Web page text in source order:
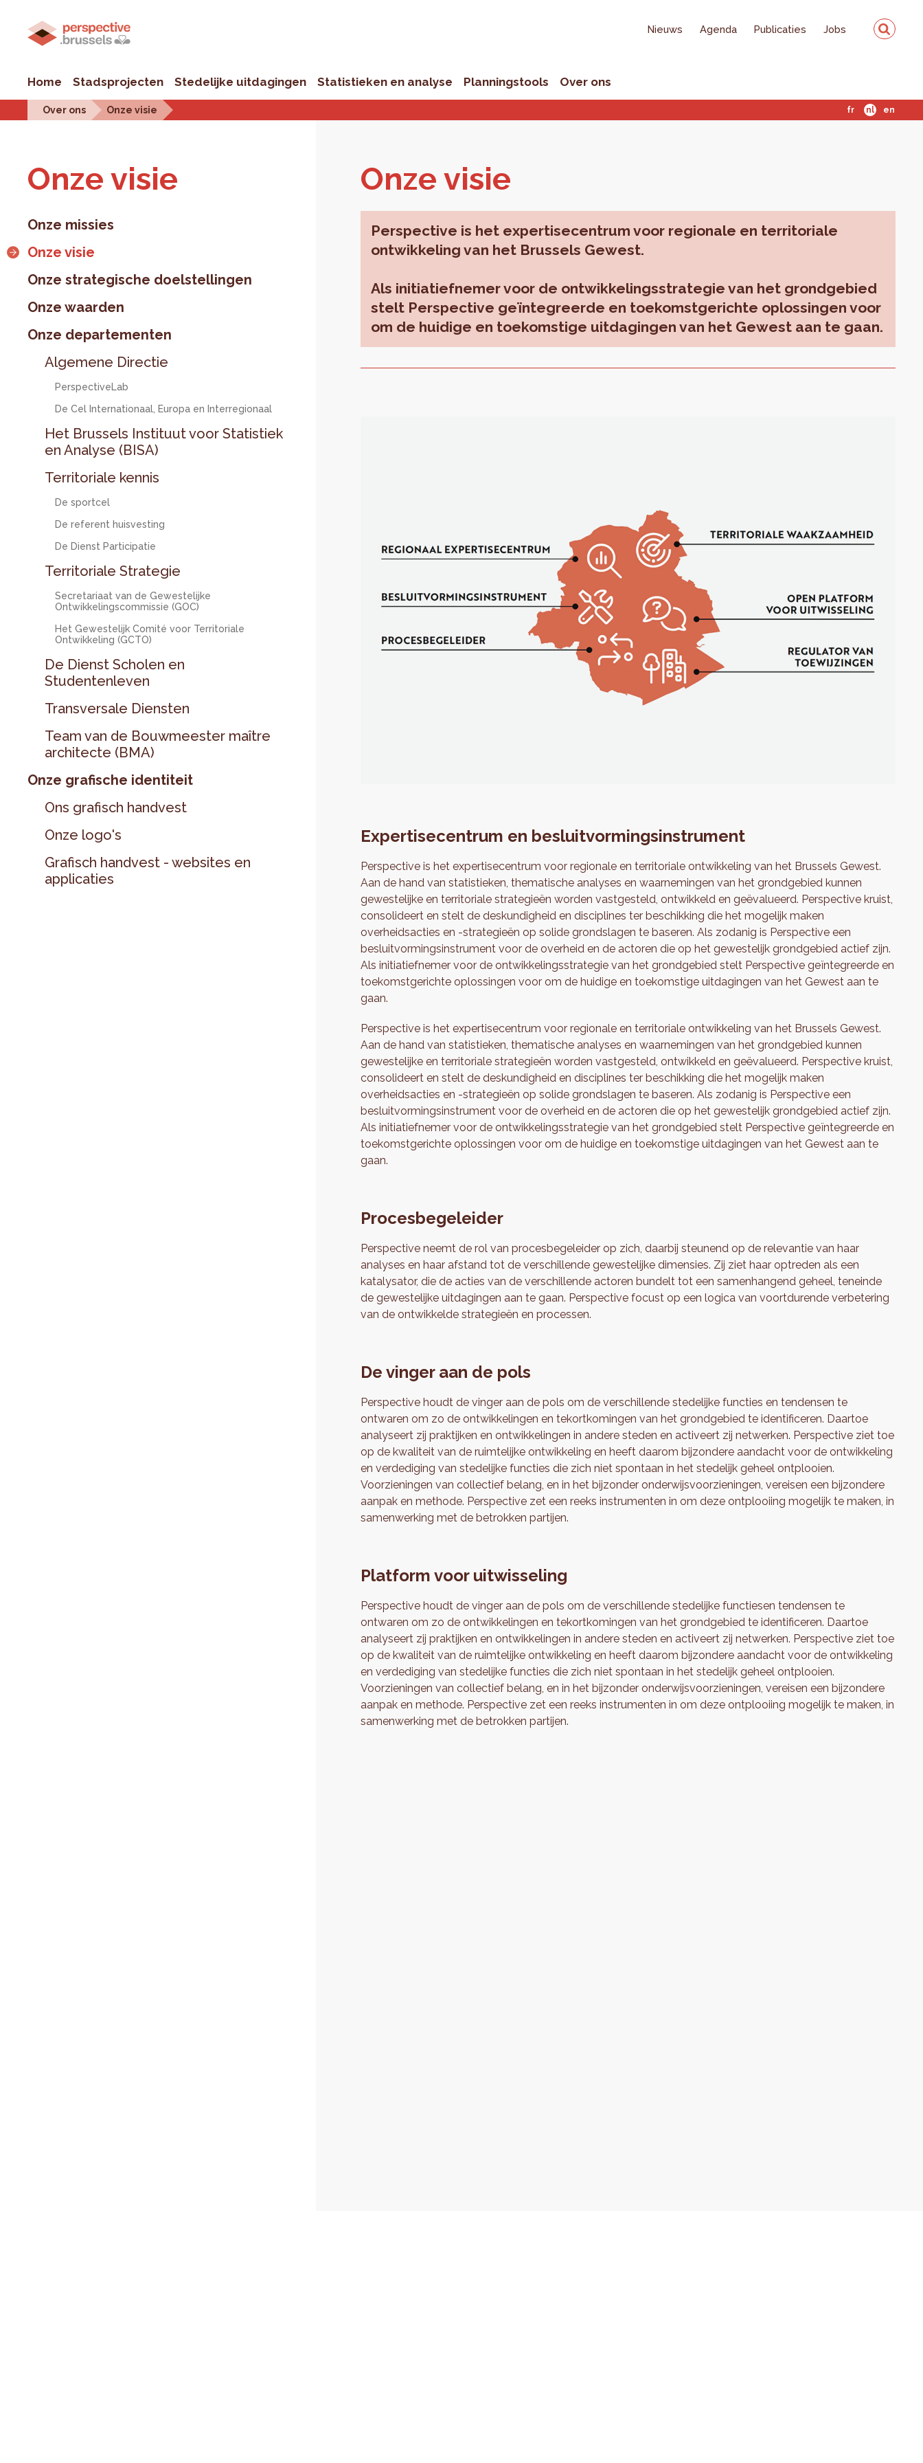
Nieuws Agenda Publicaties Jobs
Home Stadsprojecten Stedelijke uitdagingen Statistieken en analyse Planningstools Over ons
Over ons Onze visie fr nl en
Onze visie
Onze missies
Onze visie
Onze strategische doelstellingen
Onze waarden
Onze departementen
Algemene Directie
PerspectiveLab
De Cel Internationaal, Europa en Interregionaal
Het Brussels Instituut voor Statistiek
en Analyse (BISA)
Territoriale kennis
De sportcel
De referent huisvesting
De Dienst Participatie
Territoriale Strategie
Secretariaat van de Gewestelijke
Ontwikkelingscommissie (GOC)
Het Gewestelijk Comité voor Territoriale
Ontwikkeling (GCTO)
De Dienst Scholen en
Studentenleven
Transversale Diensten
Team van de Bouwmeester maître
architecte (BMA)
Onze grafische identiteit
Ons grafisch handvest
Onze logo's
Grafisch handvest - websites en
applicaties
Onze visie
Perspective is het expertisecentrum voor regionale en territoriale
ontwikkeling van het Brussels Gewest.
Als initiatiefnemer voor de ontwikkelingsstrategie van het grondgebied
stelt Perspective geïntegreerde en toekomstgerichte oplossingen voor
om de huidige en toekomstige uitdagingen van het Gewest aan te gaan.
Expertisecentrum en besluitvormingsinstrument
Perspective is het expertisecentrum voor regionale en territoriale ontwikkeling van het Brussels Gewest.
Aan de hand van statistieken, thematische analyses en waarnemingen van het grondgebied kunnen
gewestelijke en territoriale strategieën worden vastgesteld, ontwikkeld en geëvalueerd. Perspective kruist,
consolideert en stelt de deskundigheid en disciplines ter beschikking die het mogelijk maken
overheidsacties en -strategieën op solide grondslagen te baseren. Als zodanig is Perspective een
besluitvormingsinstrument voor de overheid en de actoren die op het gewestelijk grondgebied actief zijn.
Als initiatiefnemer voor de ontwikkelingsstrategie van het grondgebied stelt Perspective geïntegreerde en
toekomstgerichte oplossingen voor om de huidige en toekomstige uitdagingen van het Gewest aan te
gaan.
Perspective is het expertisecentrum voor regionale en territoriale ontwikkeling van het Brussels Gewest.
Aan de hand van statistieken, thematische analyses en waarnemingen van het grondgebied kunnen
gewestelijke en territoriale strategieën worden vastgesteld, ontwikkeld en geëvalueerd. Perspective kruist,
consolideert en stelt de deskundigheid en disciplines ter beschikking die het mogelijk maken
overheidsacties en -strategieën op solide grondslagen te baseren. Als zodanig is Perspective een
besluitvormingsinstrument voor de overheid en de actoren die op het gewestelijk grondgebied actief zijn.
Als initiatiefnemer voor de ontwikkelingsstrategie van het grondgebied stelt Perspective geïntegreerde en
toekomstgerichte oplossingen voor om de huidige en toekomstige uitdagingen van het Gewest aan te
gaan.
Procesbegeleider
Perspective neemt de rol van procesbegeleider op zich, daarbij steunend op de relevantie van haar
analyses en haar afstand tot de verschillende gewestelijke dimensies. Zij ziet haar optreden als een
katalysator, die de acties van de verschillende actoren bundelt tot een samenhangend geheel, teneinde
de gewestelijke uitdagingen aan te gaan. Perspective focust op een logica van voortdurende verbetering
van de ontwikkelde strategieën en processen.
De vinger aan de pols
Perspective houdt de vinger aan de pols om de verschillende stedelijke functies en tendensen te
ontwaren om zo de ontwikkelingen en tekortkomingen van het grondgebied te identificeren. Daartoe
analyseert zij praktijken en ontwikkelingen in andere steden en activeert zij netwerken. Perspective ziet toe
op de kwaliteit van de ruimtelijke ontwikkeling en heeft daarom bijzondere aandacht voor de ontwikkeling
en verdediging van stedelijke functies die zich niet spontaan in het stedelijk geheel ontplooien.
Voorzieningen van collectief belang, en in het bijzonder onderwijsvoorzieningen, vereisen een bijzondere
aanpak en methode. Perspective zet een reeks instrumenten in om deze ontplooiing mogelijk te maken, in
samenwerking met de betrokken partijen.
Platform voor uitwisseling
Perspective houdt de vinger aan de pols om de verschillende stedelijke functiesen tendensen te
ontwaren om zo de ontwikkelingen en tekortkomingen van het grondgebied te identificeren. Daartoe
analyseert zij praktijken en ontwikkelingen in andere steden en activeert zij netwerken. Perspective ziet toe
op de kwaliteit van de ruimtelijke ontwikkeling en heeft daarom bijzondere aandacht voor de ontwikkeling
en verdediging van stedelijke functies die zich niet spontaan in het stedelijk geheel ontplooien.
Voorzieningen van collectief belang, en in het bijzonder onderwijsvoorzieningen, vereisen een bijzondere
aanpak en methode. Perspective zet een reeks instrumenten in om deze ontplooiing mogelijk te maken, in
samenwerking met de betrokken partijen.